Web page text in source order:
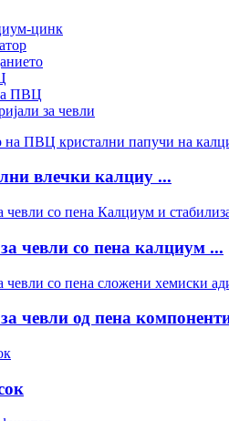
цинк
ПВЦ
за чевли
влечки калциу ...
чевли со пена калциум ...
чевли од пена